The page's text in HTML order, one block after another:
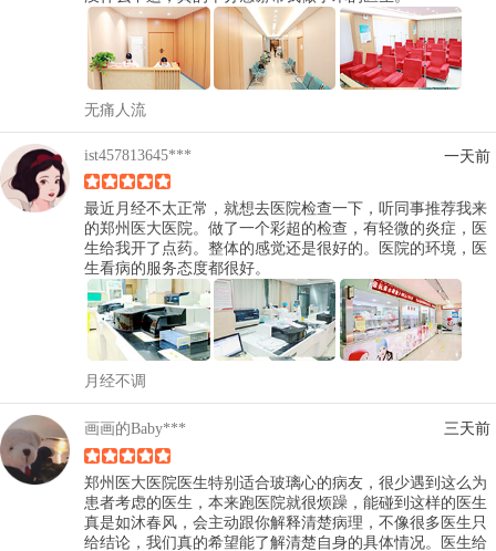
无痛人流
ist457813645*** 一天前
最近月经不太正常，就想去医院检查一下，听同事推荐我来
的郑州医大医院。做了一个彩超的检查，有轻微的炎症，医
生给我开了点药。整体的感觉还是很好的。医院的环境，医
生看病的服务态度都很好。
月经不调
画画的Baby*** 三天前
郑州医大医院医生特别适合玻璃心的病友，很少遇到这么为
患者考虑的医生，本来跑医院就很烦躁，能碰到这样的医生
真是如沐春风，会主动跟你解释清楚病理，不像很多医生只
给结论，我们真的希望能了解清楚自身的具体情况。医生给